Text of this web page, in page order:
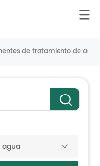
de tratamiento de agua
agua